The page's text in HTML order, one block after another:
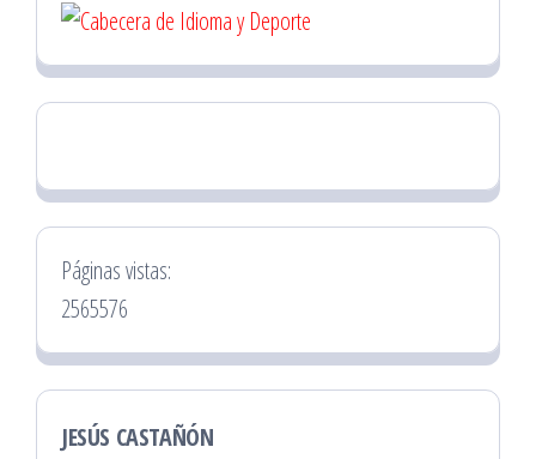
Páginas vistas:
2565576
JESÚS CASTAÑÓN